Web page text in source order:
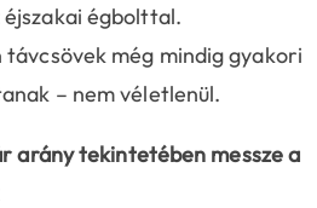
égbolttal.
távcsövek még mindig gyakori
– nem véletlenül.
arány tekintetében messze a